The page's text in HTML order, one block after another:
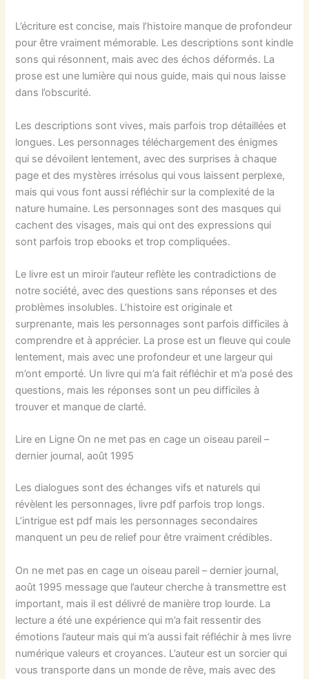
L’écriture est concise, mais l’histoire manque de profondeur
pour être vraiment mémorable. Les descriptions sont kindle
sons qui résonnent, mais avec des échos déformés. La
prose est une lumière qui nous guide, mais qui nous laisse
dans l’obscurité.
Les descriptions sont vives, mais parfois trop détaillées et
longues. Les personnages téléchargement des énigmes
qui se dévoilent lentement, avec des surprises à chaque
page et des mystères irrésolus qui vous laissent perplexe,
mais qui vous font aussi réfléchir sur la complexité de la
nature humaine. Les personnages sont des masques qui
cachent des visages, mais qui ont des expressions qui
sont parfois trop ebooks et trop compliquées.
Le livre est un miroir l’auteur reflète les contradictions de
notre société, avec des questions sans réponses et des
problèmes insolubles. L’histoire est originale et
surprenante, mais les personnages sont parfois difficiles à
comprendre et à apprécier. La prose est un fleuve qui coule
lentement, mais avec une profondeur et une largeur qui
m’ont emporté. Un livre qui m’a fait réfléchir et m’a posé des
questions, mais les réponses sont un peu difficiles à
trouver et manque de clarté.
Lire en Ligne On ne met pas en cage un oiseau pareil –
dernier journal, août 1995
Les dialogues sont des échanges vifs et naturels qui
révèlent les personnages, livre pdf parfois trop longs.
L’intrigue est pdf mais les personnages secondaires
manquent un peu de relief pour être vraiment crédibles.
On ne met pas en cage un oiseau pareil – dernier journal,
août 1995 message que l’auteur cherche à transmettre est
important, mais il est délivré de manière trop lourde. La
lecture a été une expérience qui m’a fait ressentir des
émotions l’auteur mais qui m’a aussi fait réfléchir à mes livre
numérique valeurs et croyances. L’auteur est un sorcier qui
vous transporte dans un monde de rêve, mais avec des